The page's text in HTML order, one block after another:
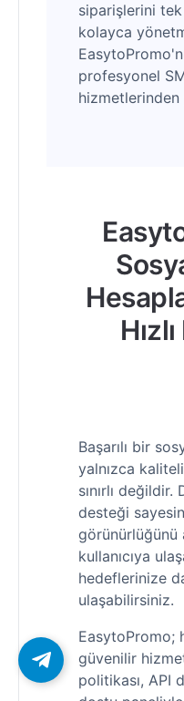
siparişlerini
kolayca
profesyonel
Başarılı bir
yalnızca
sınırlı
desteği
görünürlüğünü
kullanıcıya
hedeflerinize
ulaşabilirsiniz.
EasytoPromo;
güvenilir
politikası, API